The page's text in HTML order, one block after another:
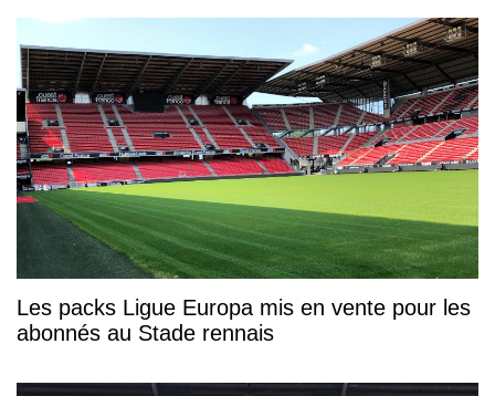
Les packs Ligue Europa mis en vente pour les
abonnés au Stade rennais